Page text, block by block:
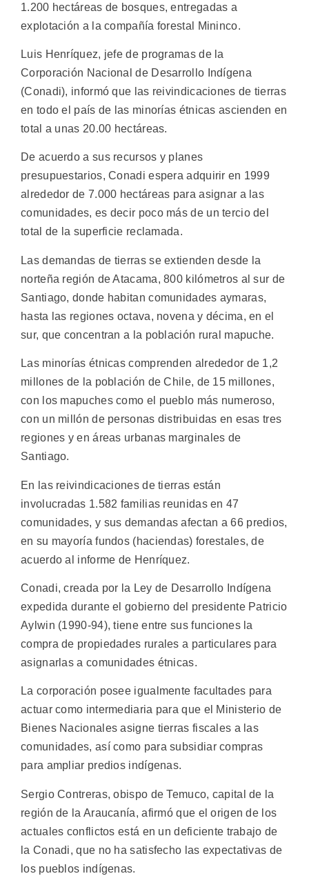
1.200 hectáreas de bosques, entregadas a
explotación a la compañía forestal Mininco.
Luis Henríquez, jefe de programas de la
Corporación Nacional de Desarrollo Indígena
(Conadi), informó que las reivindicaciones de tierras
en todo el país de las minorías étnicas ascienden en
total a unas 20.00 hectáreas.
De acuerdo a sus recursos y planes
presupuestarios, Conadi espera adquirir en 1999
alrededor de 7.000 hectáreas para asignar a las
comunidades, es decir poco más de un tercio del
total de la superficie reclamada.
Las demandas de tierras se extienden desde la
norteña región de Atacama, 800 kilómetros al sur de
Santiago, donde habitan comunidades aymaras,
hasta las regiones octava, novena y décima, en el
sur, que concentran a la población rural mapuche.
Las minorías étnicas comprenden alrededor de 1,2
millones de la población de Chile, de 15 millones,
con los mapuches como el pueblo más numeroso,
con un millón de personas distribuidas en esas tres
regiones y en áreas urbanas marginales de
Santiago.
En las reivindicaciones de tierras están
involucradas 1.582 familias reunidas en 47
comunidades, y sus demandas afectan a 66 predios,
en su mayoría fundos (haciendas) forestales, de
acuerdo al informe de Henríquez.
Conadi, creada por la Ley de Desarrollo Indígena
expedida durante el gobierno del presidente Patricio
Aylwin (1990-94), tiene entre sus funciones la
compra de propiedades rurales a particulares para
asignarlas a comunidades étnicas.
La corporación posee igualmente facultades para
actuar como intermediaria para que el Ministerio de
Bienes Nacionales asigne tierras fiscales a las
comunidades, así como para subsidiar compras
para ampliar predios indígenas.
Sergio Contreras, obispo de Temuco, capital de la
región de la Araucanía, afirmó que el origen de los
actuales conflictos está en un deficiente trabajo de
la Conadi, que no ha satisfecho las expectativas de
los pueblos indígenas.